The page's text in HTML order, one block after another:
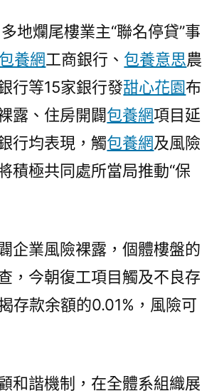
地爛尾樓業主“聯名停貸”事
包養網工商銀行、 包養意思農
行等15家銀行發甜心花園布
露、住房開闢包養網項目延
行均表現，觸包養網及風險
積極共同處所當局推動“保
企業風險裸露，個體樓盤的
，今朝復工項目觸及不良存
存款余額的0.01%，風險可
和諧機制，在全體系組織展